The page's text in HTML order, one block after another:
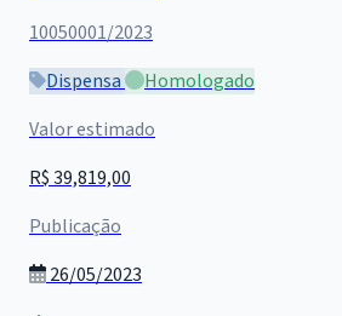
10050001/2023
Dispensa
Homologado
Valor estimado
R$ 39,819,00
Publicação
26/05/2023